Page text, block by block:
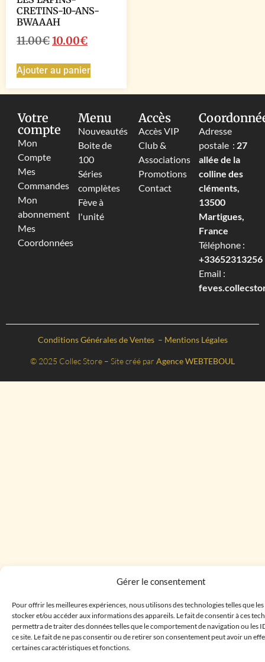
Gérer le consentement
Pour offrir les meilleures expériences, nous utilisons des technologies telles que
stocker et/ou accéder aux informations des appareils. Le fait de consentir à ces
permettra de traiter des données telles que le comportement de navigation ou les
ce site. Le fait de ne pas consentir ou de retirer son consentement peut avoir un
certaines caractéristiques et fonctions.
CRETINS-10-ANS-
BWAAAH
11.00€10.00€
Ajouter au panier
Votre
compte
Mon
Compte
Mes
Commandes
Mon
abonnement
Mes
Coordonnées
Menu
Nouveautés
Boite de
100
Séries
complètes
Fève à
l'unité
Accès
Accès VIP
Club &
Associations
Promotions
Contact
Adresse
postale : 27
allée de la
colline des
cléments,
13500
Martigues,
France
Téléphone :
+33652313256‬
Email :
Conditions Générales de Ventes – Mentions Légales
© 2025 Collec Store – Site créé par Agence WEBTEBOUL